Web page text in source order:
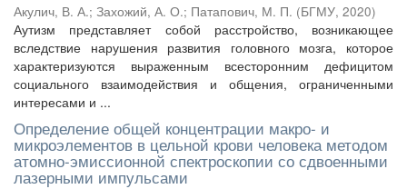
Акулич, В. А.; Захожий, А. О.; Патапович, М. П. (БГМУ, 2020)
Аутизм представляет собой расстройство, возникающее
вследствие нарушения развития головного мозга, которое
характеризуются выраженным всесторонним дефицитом
социального взаимодействия и общения, ограниченными
интересами и ...
Определение общей концентрации макро- и
микроэлементов в цельной крови человека методом
атомно-эмиссионной спектроскопии со сдвоенными
лазерными импульсами